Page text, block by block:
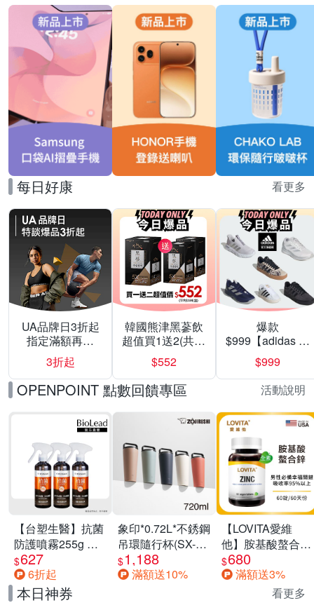
每日好康 看更多
UA品牌日3折起
指定滿額再折
200
3折起
韓國熊津黑蔘飲
超值買1送2(共24
入組)
$552
爆款
$999【adidas 愛
迪達】男/女 精選
運動鞋休閒鞋 任
選均一價
$999
OPENPOINT 點數回饋專區 活動說明
【台塑生醫】抗菌
防護噴霧255g 三
入組
$627
6折起
象印*0.72L*不銹鋼
吊環隨行杯(SX-
LA72H)
$1,188
滿額送10%
【LOVITA愛維
他】胺基酸螯合鋅
x2瓶30mg素食錠
(鋅錠)
$680
滿額送3%
本日神券 看更多